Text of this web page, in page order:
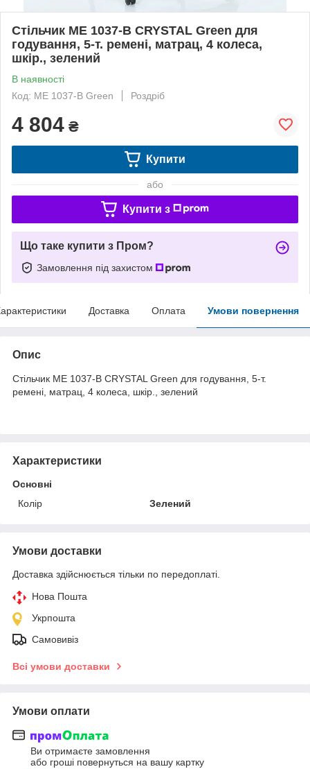
Стільчик ME 1037-B CRYSTAL Green для
годування, 5-т. ремені, матрац, 4 колеса,
шкір., зелений
В наявності
Код: ME 1037-B Green
Роздріб
4 804 ₴
Купити
або
Купити з
Що таке купити з Пром?
Замовлення під захистом
Доставка Оплата Умови повернення
Опис
Стільчик ME 1037-B CRYSTAL Green для годування, 5-т.
ремені, матрац, 4 колеса, шкір., зелений
Характеристики
Основні
Колір
Зелений
Умови доставки
Доставка здійснюється тільки по передоплаті.
Нова Пошта
Укрпошта
Самовивіз
Всі умови доставки
Умови оплати
Ви отримаєте замовлення
або гроші повернуться на вашу картку